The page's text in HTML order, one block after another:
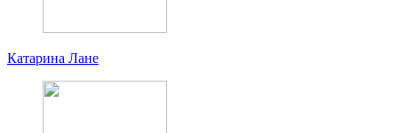
Катарина Лане